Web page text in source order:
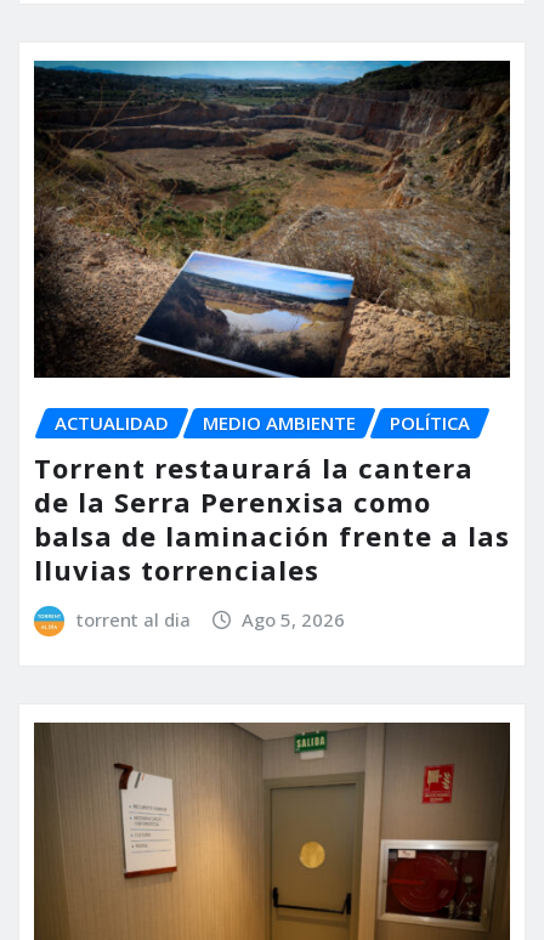
ACTUALIDAD MEDIO AMBIENTE POLÍTICA
Torrent restaurará la cantera
de la Serra Perenxisa como
balsa de laminación frente a las
lluvias torrenciales
torrent al dia Ago 5, 2026